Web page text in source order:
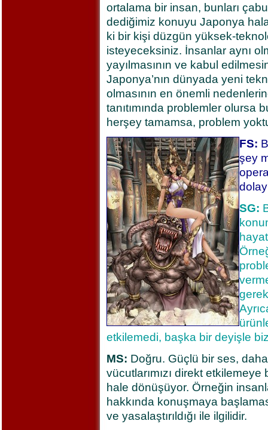
ortalama bir insan, bunları
dediğimiz konuyu Japonya
ki bir kişi düzgün yüksek-
isteyeceksiniz. İnsanlar aynı
yayılmasının ve kabul
Japonya’nın dünyada yeni
olmasının en önemli
tanıtımında problemler olursa
herşey tamamsa, problem
FS:
şey
SG:
etkilemedi, başka bir deyişle
MS: Doğru. Güçlü bir ses,
vücutlarımızı direkt etkilemeye
hale dönüşüyor. Örneğin
hakkında konuşmaya
ve yasalaştırıldığı ile ilgilidir.